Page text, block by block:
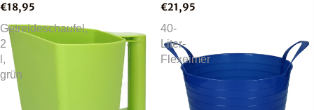
€18,95 €21,95
Getreideschaufel,
2
l,
grün
40-
Liter-
Flexeimer